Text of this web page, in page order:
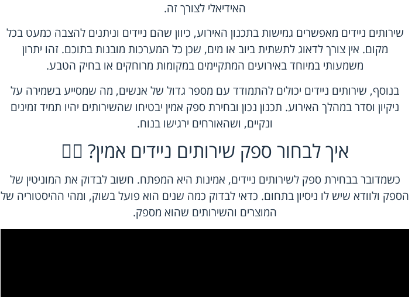
האידיאלי לצורך זה.
שירותים ניידים מאפשרים גמישות בתכנון האירוע, כיוון שהם ניידים וניתנים להצבה כמעט בכל
מקום. אין צורך לדאוג לתשתית ביוב או מים, שכן כל המערכות מובנות בתוכם. זהו יתרון
משמעותי במיוחד באירועים המתקיימים במקומות מרוחקים או בחיק הטבע.
בנוסף, שירותים ניידים יכולים להתמודד עם מספר גדול של אנשים, מה שמסייע בשמירה על
ניקיון וסדר במהלך האירוע. תכנון נכון ובחירת ספק אמין יבטיחו שהשירותים יהיו תמיד זמינים
ונקיים, ושהאורחים ירגישו בנוח.
איך לבחור ספק שירותים ניידים אמין? 🕵️‍♂️
כשמדובר בבחירת ספק לשירותים ניידים, אמינות היא המפתח. חשוב לבדוק את המוניטין של
הספק ולוודא שיש לו ניסיון בתחום. כדאי לבדוק כמה שנים הוא פועל בשוק, ומהי ההיסטוריה של
המוצרים והשירותים שהוא מספק.